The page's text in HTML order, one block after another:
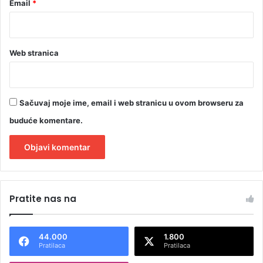
Email *
Web stranica
Sačuvaj moje ime, email i web stranicu u ovom browseru za
buduće komentare.
t
n
Pratite nas na
44.000
Pratilaca
1.800
Pratilaca